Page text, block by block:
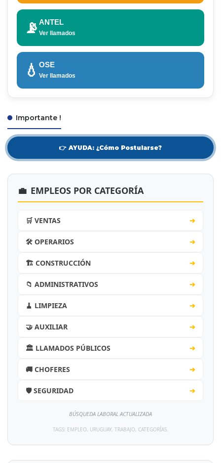
📡 ANTEL
Ver llamados
💧 OSE
Ver llamados
Importante !
👉 AYUDA: ¿Cómo Postularse?
💼 EMPLEOS POR CATEGORÍA
🛒 VENTAS ➔
🛠️ OPERARIOS ➔
🏗️ CONSTRUCCIÓN ➔
📁 ADMINISTRATIVOS ➔
🧹 LIMPIEZA ➔
🤝 AUXILIAR ➔
🏛️ LLAMADOS PÚBLICOS ➔
🚚 CHOFERES ➔
🛡️ SEGURIDAD ➔
BÚSQUEDA LABORAL ACTUALIZADA
TAGS: EMPLEO, URUGUAY, TRABAJO, CATEGORÍAS.